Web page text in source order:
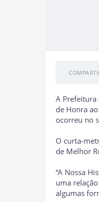
A Prefeitura
de Honra
ocorreu no
O curta-
de Melhor
“A Nossa
uma
algumas